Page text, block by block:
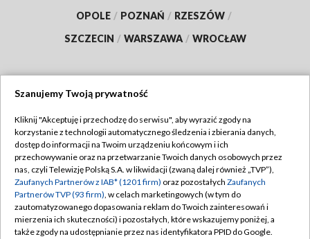
OPOLE / POZNAŃ / RZESZÓW /
SZCZECIN / WARSZAWA / WROCŁAW
TVP
Abonament TVP
Emisja w TVP
Centrum informacji TVP
Naziemna Telewizja Cyfrowa
Regulamin TVP
Polityka prywatności
Moje zgody
Pomoc
Szanujemy Twoją prywatność
Kliknij "Akceptuję i przechodzę do serwisu", aby wyrazić zgody na
korzystanie z technologii automatycznego śledzenia i zbierania danych,
dostęp do informacji na Twoim urządzeniu końcowym i ich
przechowywanie oraz na przetwarzanie Twoich danych osobowych przez
nas, czyli Telewizję Polską S.A. w likwidacji (zwaną dalej również „TVP”),
Zaufanych Partnerów z IAB* (1201 firm) oraz pozostałych Zaufanych
Partnerów TVP (93 firm), w celach marketingowych (w tym do
zautomatyzowanego dopasowania reklam do Twoich zainteresowań i
mierzenia ich skuteczności) i pozostałych, które wskazujemy poniżej, a
także zgody na udostępnianie przez nas identyfikatora PPID do Google.